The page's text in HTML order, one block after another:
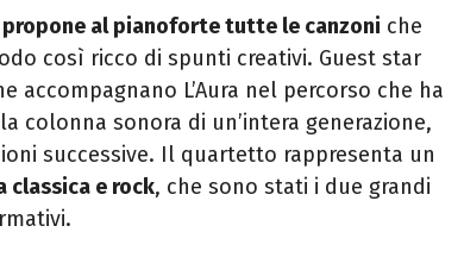
propone al pianoforte tutte le canzoni che
così ricco di spunti creativi. Guest star
accompagnano L’Aura nel percorso che ha
colonna sonora di un’intera generazione,
successive. Il quartetto rappresenta un
classica e rock, che sono stati i due grandi